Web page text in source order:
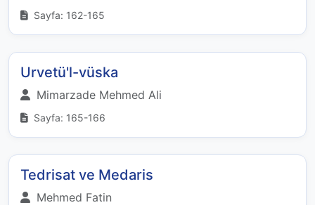
Sayfa: 162-165
Urvetü'l-vüska
Mimarzade Mehmed Ali
Sayfa: 165-166
Tedrisat ve Medaris
Mehmed Fatin